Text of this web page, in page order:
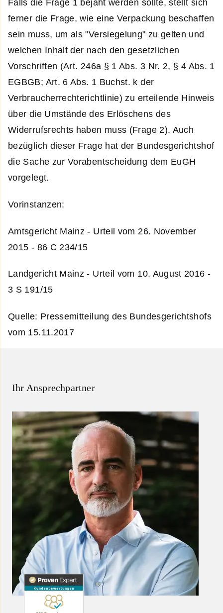
Falls die Frage 1 bejaht werden sollte, stellt sich
ferner die Frage, wie eine Verpackung beschaffen
sein muss, um als "Versiegelung" zu gelten und
welchen Inhalt der nach den gesetzlichen
Vorschriften (Art. 246a § 1 Abs. 3 Nr. 2, § 4 Abs. 1
EGBGB; Art. 6 Abs. 1 Buchst. k der
Verbraucherrechterichtlinie) zu erteilende Hinweis
über die Umstände des Erlöschens des
Widerrufsrechts haben muss (Frage 2). Auch
bezüglich dieser Frage hat der Bundesgerichtshof
die Sache zur Vorabentscheidung dem EuGH
vorgelegt.
Vorinstanzen:
Amtsgericht Mainz - Urteil vom 26. November
2015 - 86 C 234/15
Landgericht Mainz - Urteil vom 10. August 2016 -
3 S 191/15
Quelle: Pressemitteilung des Bundesgerichtshofs
vom 15.11.2017
Ihr Ansprechpartner